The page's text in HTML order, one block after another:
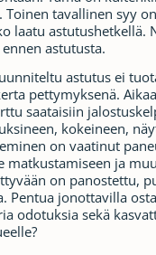
Toinen tavallinen syy
laatu astutushetkellä.
astutusta.
astutus ei
pettymyksenä.
saataisiin
kokeineen,
on vaatinut
matkustamiseen ja
on panostettu,
Pentua jonottavilla
odotuksia sekä